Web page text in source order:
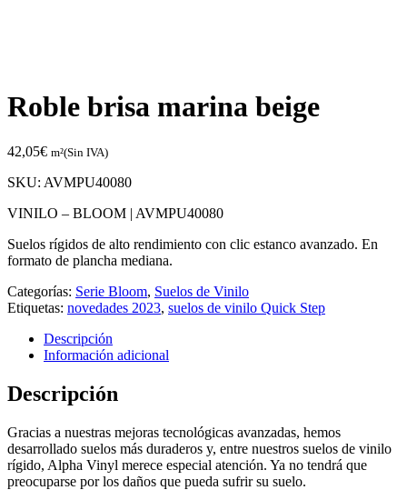
Roble brisa marina beige
42,05€ m²(Sin IVA)
SKU: AVMPU40080
VINILO – BLOOM | AVMPU40080
Suelos rígidos de alto rendimiento con clic estanco avanzado. En
formato de plancha mediana.
Categorías: Serie Bloom, Suelos de Vinilo
Etiquetas: novedades 2023, suelos de vinilo Quick Step
Descripción
Información adicional
Descripción
Gracias a nuestras mejoras tecnológicas avanzadas, hemos
desarrollado suelos más duraderos y, entre nuestros suelos de vinilo
rígido, Alpha Vinyl merece especial atención. Ya no tendrá que
preocuparse por los daños que pueda sufrir su suelo.